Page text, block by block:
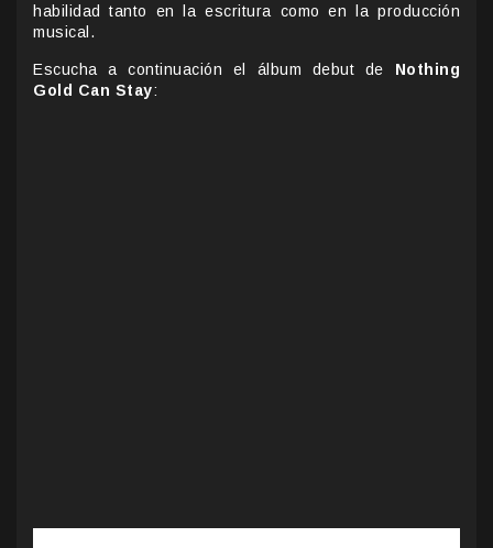
habilidad tanto en la escritura como en la producción
musical.
Escucha a continuación el álbum debut de Nothing
Gold Can Stay: